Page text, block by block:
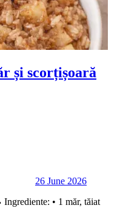
și scorțișoară
26 June 2026
• 1 măr, tăiat